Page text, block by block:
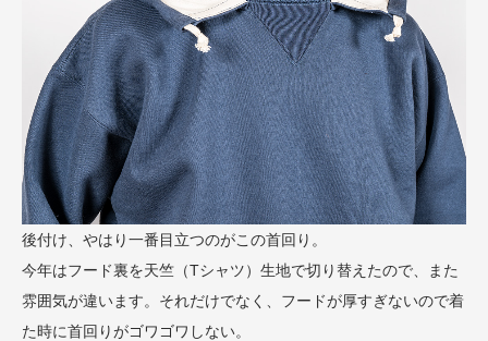
後付け、やはり一番目立つのがこの首回り。
今年はフード裏を天竺（Tシャツ）生地で切り替えたので、また
雰囲気が違います。それだけでなく、フードが厚すぎないので着
た時に首回りがゴワゴワしない。